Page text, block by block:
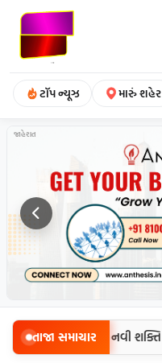
ટૉપ ન્યૂઝ મારું શહેર
જાહેરાત
તાજા સમાચાર
for Local’ને આપો નવી શક્તિ |